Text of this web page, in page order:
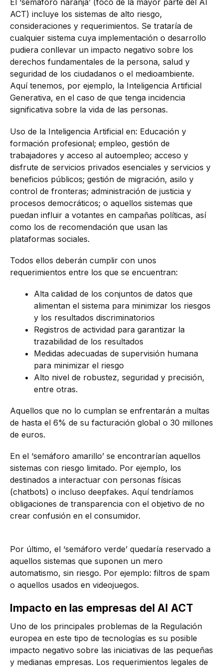
El ‘semáforo naranja’ (foco de la mayor parte del AI
ACT) incluye los sistemas de alto riesgo,
consideraciones y requerimientos. Se trataría de
cualquier sistema cuya implementación o desarrollo
pudiera conllevar un impacto negativo sobre los
derechos fundamentales de la persona, salud y
seguridad de los ciudadanos o el medioambiente.
Aquí tenemos, por ejemplo, la Inteligencia Artificial
Generativa, en el caso de que tenga incidencia
significativa sobre la vida de las personas.
Uso de la Inteligencia Artificial en: Educación y
formación profesional; empleo, gestión de
trabajadores y acceso al autoempleo; acceso y
disfrute de servicios privados esenciales y servicios y
beneficios públicos; gestión de migración, asilo y
control de fronteras; administración de justicia y
procesos democráticos; o aquellos sistemas que
puedan influir a votantes en campañas políticas, así
como los de recomendación que usan las
plataformas sociales.
Todos ellos deberán cumplir con unos
requerimientos entre los que se encuentran:
Alta calidad de los conjuntos de datos que
alimentan el sistema para minimizar los riesgos
y los resultados discriminatorios
Registros de actividad para garantizar la
trazabilidad de los resultados
Medidas adecuadas de supervisión humana
para minimizar el riesgo
Alto nivel de robustez, seguridad y precisión,
entre otras.
Aquellos que no lo cumplan se enfrentarán a multas
de hasta el 6% de su facturación global o 30 millones
de euros.
En el ‘semáforo amarillo’ se encontrarían aquellos
sistemas con riesgo limitado. Por ejemplo, los
destinados a interactuar con personas físicas
(chatbots) o incluso deepfakes. Aquí tendríamos
obligaciones de transparencia con el objetivo de no
crear confusión en el consumidor.
Por último, el ‘semáforo verde’ quedaría reservado a
aquellos sistemas que suponen un mero
automatismo, sin riesgo. Por ejemplo: filtros de spam
o aquellos usados en videojuegos.
Impacto en las empresas del AI ACT
Uno de los principales problemas de la Regulación
europea en este tipo de tecnologías es su posible
impacto negativo sobre las iniciativas de las pequeñas
y medianas empresas. Los requerimientos legales de